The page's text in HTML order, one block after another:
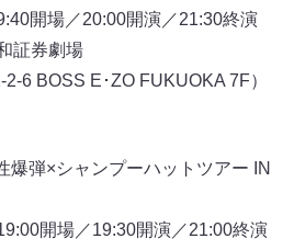
開場／20:00開演／21:30終演
証券劇場
2-6 BOSS E･ZO FUKUOKA 7F）
爆弾×シャンプーハットツアー IN
開場／19:30開演／21:00終演